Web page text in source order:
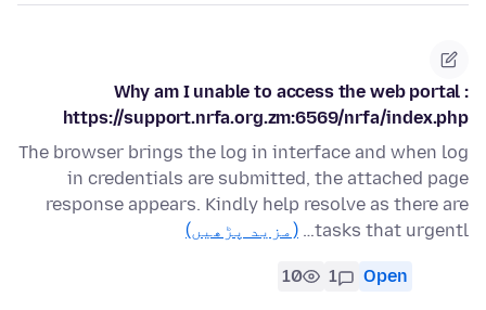
Why am I unable to access the web portal :
https://support.nrfa.org.zm:6569/nrfa/index.php
The browser brings the log in interface and when log
in credentials are submitted, the attached page
response appears. Kindly help resolve as there are
tasks that urgentl…
(مزید پڑھیں)
Open
1
10